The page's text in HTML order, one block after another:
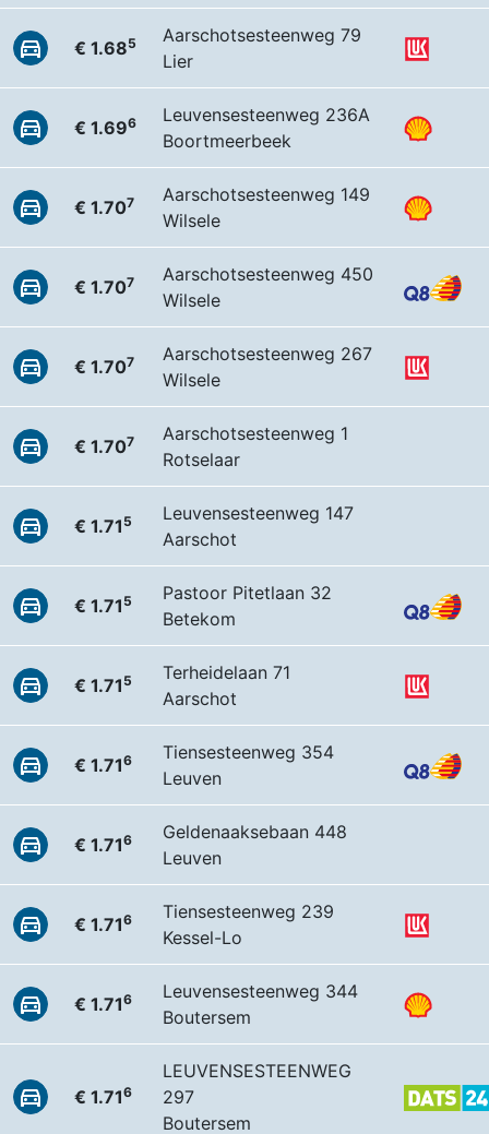
€ 1.685
Aarschotsesteenweg 79
Lier
€ 1.696
Leuvensesteenweg 236A
Boortmeerbeek
€ 1.707
Aarschotsesteenweg 149
Wilsele
€ 1.707
Aarschotsesteenweg 450
Wilsele
€ 1.707
Aarschotsesteenweg 267
Wilsele
€ 1.707
Aarschotsesteenweg 1
Rotselaar
€ 1.71 5
Leuvensesteenweg 147
Aarschot
€ 1.71 5
Pastoor Pitetlaan 32
Betekom
€ 1.71 5
Terheidelaan 71
Aarschot
€ 1.716
Tiensesteenweg 354
Leuven
€ 1.716
Geldenaaksebaan 448
Leuven
€ 1.716
Tiensesteenweg 239
Kessel-Lo
€ 1.716
Leuvensesteenweg 344
Boutersem
€ 1.716
LEUVENSESTEENWEG
297
Boutersem